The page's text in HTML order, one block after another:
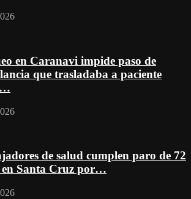
en Caranavi impide paso de
que trasladaba a paciente
de salud cumplen paro de 72
en Santa Cruz por…